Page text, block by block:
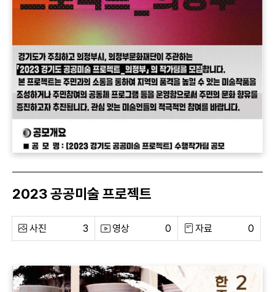
2023 공공미술 프로젝트
사진 3 영상 0 자료 0